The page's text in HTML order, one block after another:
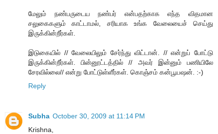
மேலும் நண்பருடைய நண்பர் என்பதற்காக எந்த விதமான
சலுகைகளும் காட்டாமல், சரியாக உங்க வேலையைச் செய்து
இருக்கின்றீர்கள்.
இடுகையில் // வேலையிலும் சேர்ந்து விட்டான். // என்றுப் போட்டு
இருக்கின்றீர்கள். பின்னூட்டத்தில் // அவர் இன்னும் பணியிலே
சேரவில்லை// என்று போட்டுள்ளீர்கள். கொஞ்சம் கன்பூயஷன். :-)
Reply
Subha October 30, 2009 at 11:14 PM
Krishna,